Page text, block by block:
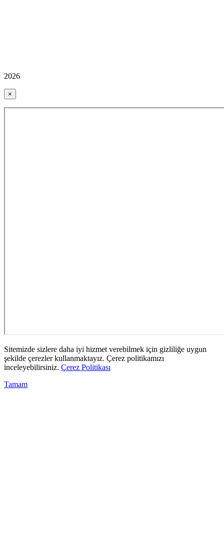
2026
×
Sitemizde sizlere daha iyi hizmet verebilmek için gizliliğe uygun
şekilde çerezler kullanmaktayız. Çerez politikamızı
inceleyebilirsiniz. Çerez Politikası
Tamam